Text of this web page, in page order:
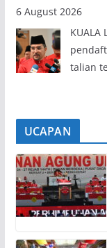
6 August 2026
KUALA
talian
UCAPAN